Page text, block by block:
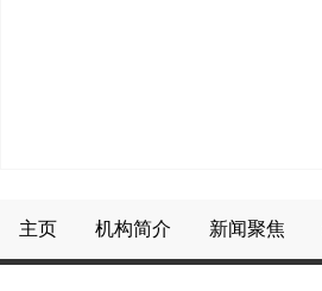
主页 机构简介 新闻聚焦